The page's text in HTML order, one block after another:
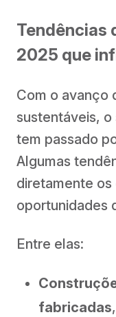
Tendências
2025 que
Com o avanço
sustentáveis,
tem passado
Algumas
diretamente os
oportunidades
Entre elas:
fabricadas